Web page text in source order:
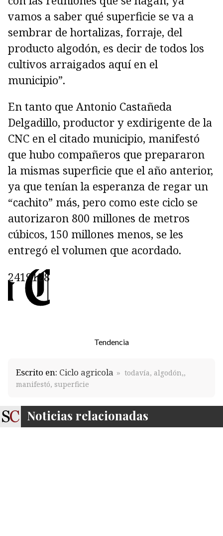
vamos a saber qué superficie se va a
sembrar de hortalizas, forraje, del
producto algodón, es decir de todos los
cultivos arraigados aquí en el
municipio”.
En tanto que Antonio Castañeda
Delgadillo, productor y exdirigente de la
CNC en el citado municipio, manifestó
que hubo compañeros que prepararon
la mismas superficie que el año anterior,
ya que tenían la esperanza de regar un
“cachito” más, pero como este ciclo se
autorizaron 800 millones de metros
cúbicos, 150 millones menos, se les
entregó el volumen que acordado.
Tendencia
Escrito en: Ciclo agricola
todavía, algodón,,
manifestó, superficie
Noticias relacionadas